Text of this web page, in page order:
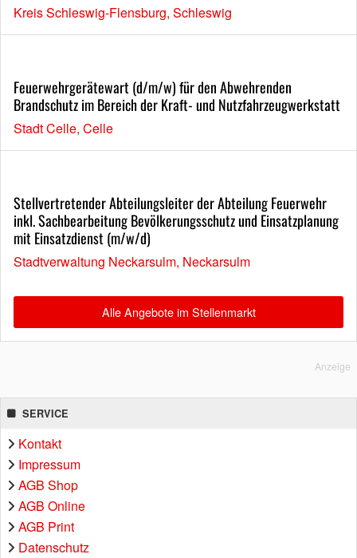
Kreis Schleswig-Flensburg, Schleswig
Feuerwehrgerätewart (d/m/w) für den Abwehrenden
Brandschutz im Bereich der Kraft- und Nutzfahrzeugwerkstatt
Stadt Celle, Celle
Stellvertretender Abteilungsleiter der Abteilung Feuerwehr
inkl. Sachbearbeitung Bevölkerungsschutz und Einsatzplanung
mit Einsatzdienst (m/w/d)
Stadtverwaltung Neckarsulm, Neckarsulm
Alle Angebote im Stellenmarkt
Anzeige
SERVICE
Kontakt
Impressum
AGB Shop
AGB Online
AGB Print
Datenschutz